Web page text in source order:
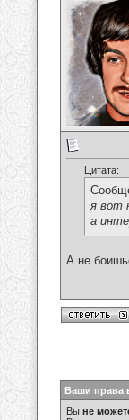
Цитата:
я вот
а
А не
Ваши права
Вы не